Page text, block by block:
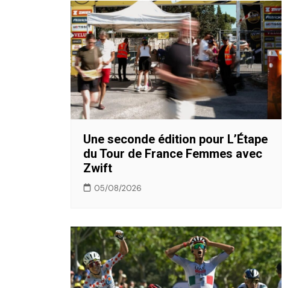
l’article
Une seconde édition pour L’Étape
du Tour de France Femmes avec
Zwift
05/08/2026